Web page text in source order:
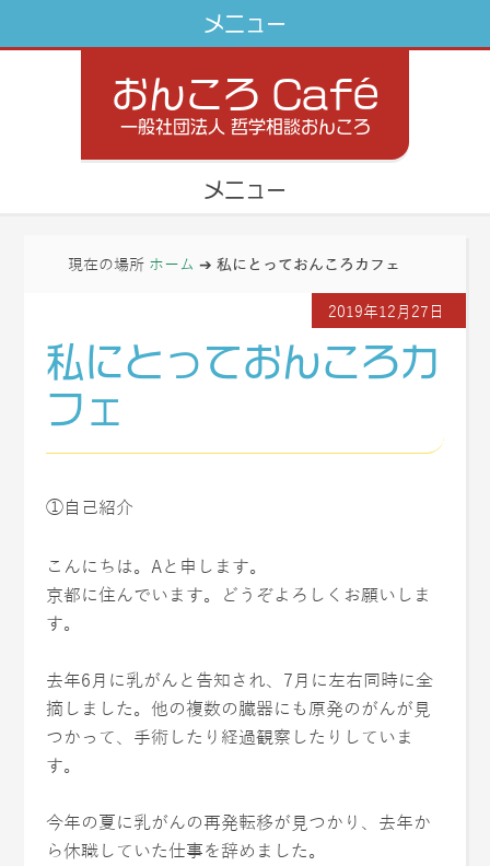
おんころ Café
一般社団法人 哲学相談おんころ
現在の場所 ホーム ➔私にとっておんころカフェ
2019年12月27日
私にとっておんころカ
フェ
①自己紹介
こんにちは。Aと申します。
京都に住んでいます。どうぞよろしくお願いしま
す。
去年6月に乳がんと告知され、7月に左右同時に全
摘しました。他の複数の臓器にも原発のがんが見
つかって、手術したり経過観察したりしていま
す。
今年の夏に乳がんの再発転移が見つかり、去年か
ら休職していた仕事を辞めました。